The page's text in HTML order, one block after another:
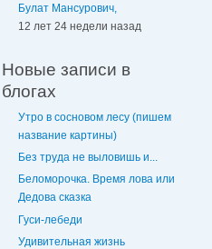
Булат Мансурович,
12 лет 24 недели назад
Новые записи в
блогах
Утро в сосновом лесу (пишем
название картины)
Без труда не выловишь и...
Беломорочка. Время лова или
Дедова сказка
Гуси-лебеди
Удивительная жизнь